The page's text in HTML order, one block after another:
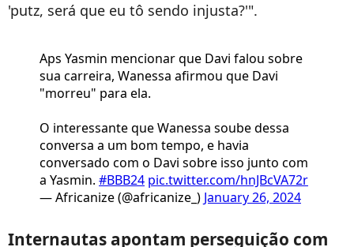
'putz, será que eu tô sendo injusta?'".
Aps Yasmin mencionar que Davi falou sobre
sua carreira, Wanessa afirmou que Davi
"morreu" para ela.
O interessante que Wanessa soube dessa
conversa a um bom tempo, e havia
conversado com o Davi sobre isso junto com
a Yasmin. #BBB24 pic.twitter.com/hnJBcVA72r
— Africanize (@africanize_) January 26, 2024
Internautas apontam perseguição com